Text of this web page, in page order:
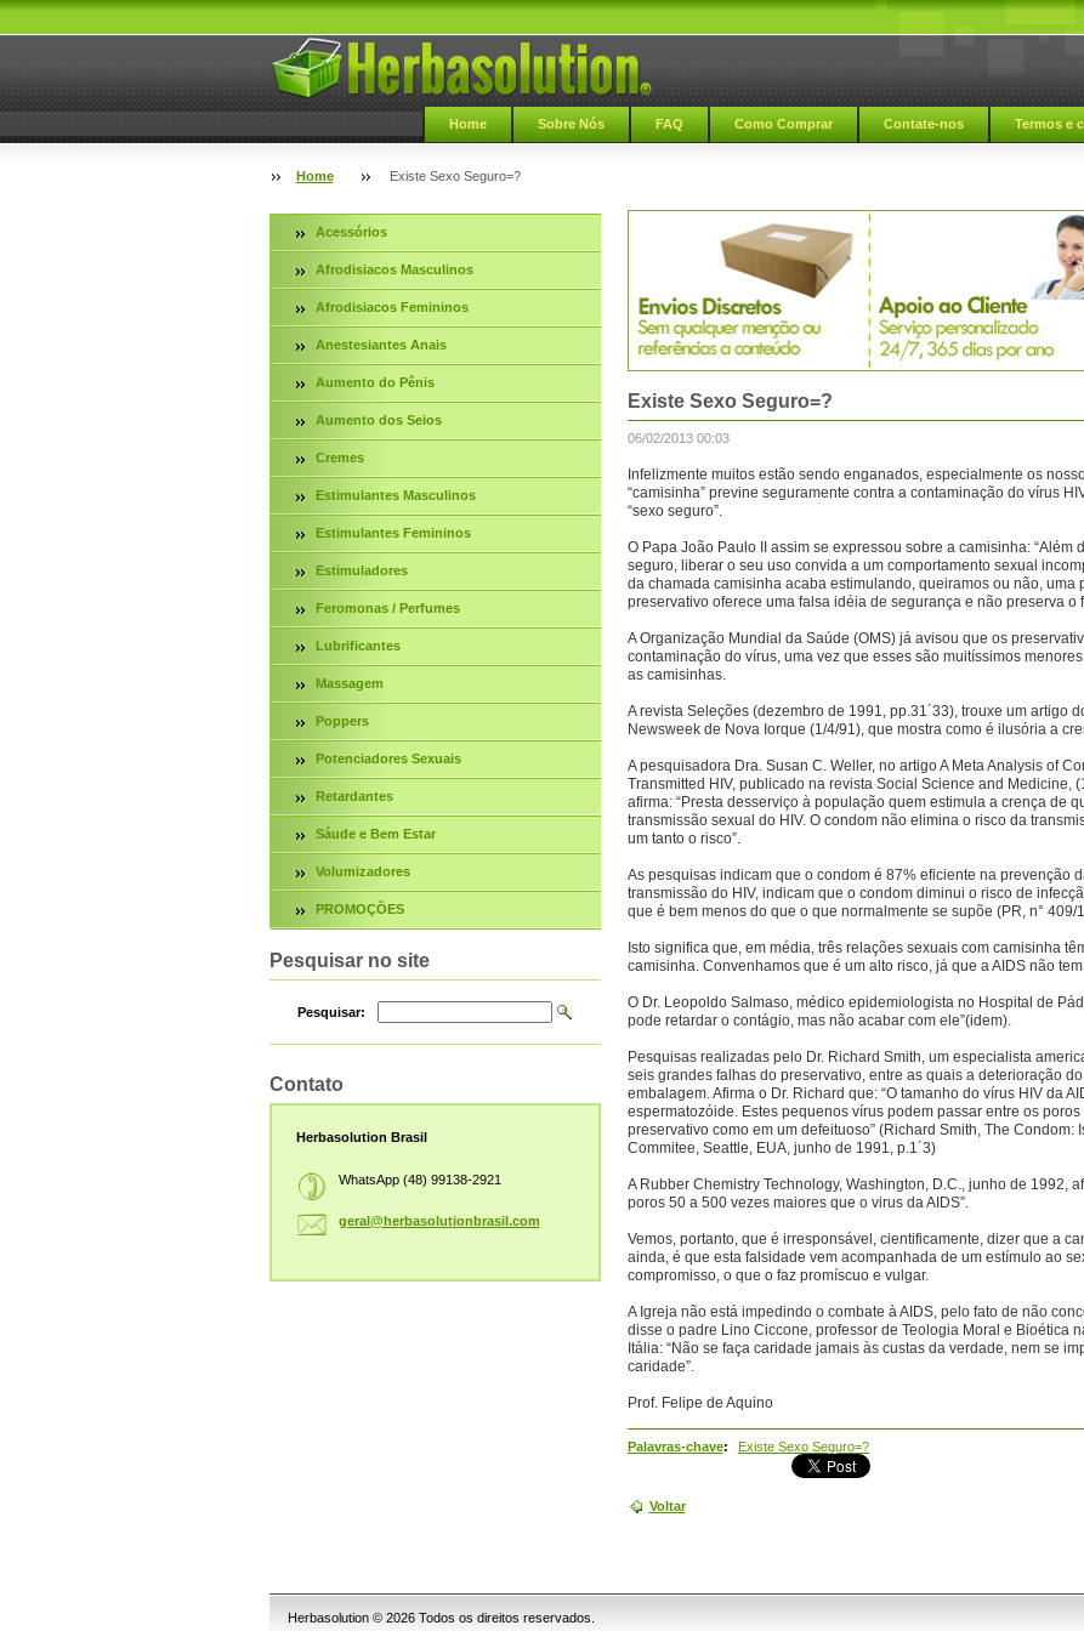
Home Sobre Nós FAQ Como Comprar Contate-nos Termos e
Home Existe Sexo Seguro=?
Existe Sexo Seguro=?
06/02/2013 00:03
Infelizmente muitos estão sendo enganados, especialmente os
“camisinha” previne seguramente contra a contaminação do vírus
“sexo seguro”.
O Papa João Paulo II assim se expressou sobre a camisinha:
seguro, liberar o seu uso convida a um comportamento sexual
da chamada camisinha acaba estimulando, queiramos ou não, uma
preservativo oferece uma falsa idéia de segurança e não preserva o
A Organização Mundial da Saúde (OMS) já avisou que os
contaminação do vírus, uma vez que esses são muitíssimos
as camisinhas.
A revista Seleções (dezembro de 1991, pp.31´33), trouxe um artigo
Newsweek de Nova Iorque (1/4/91), que mostra como é ilusória a
A pesquisadora Dra. Susan C. Weller, no artigo A Meta Analysis of
Transmitted HIV, publicado na revista Social Science and Medicine,
afirma: “Presta desserviço à população quem estimula a crença de
transmissão sexual do HIV. O condom não elimina o risco da
um tanto o risco”.
As pesquisas indicam que o condom é 87% eficiente na prevenção
transmissão do HIV, indicam que o condom diminui o risco de
que é bem menos do que o que normalmente se supõe (PR, n° 409/
Isto significa que, em média, três relações sexuais com camisinha
camisinha. Convenhamos que é um alto risco, já que a AIDS não
O Dr. Leopoldo Salmaso, médico epidemiologista no Hospital de
pode retardar o contágio, mas não acabar com ele”(idem).
Pesquisas realizadas pelo Dr. Richard Smith, um especialista
seis grandes falhas do preservativo, entre as quais a deterioração
embalagem. Afirma o Dr. Richard que: “O tamanho do vírus HIV da
espermatozóide. Estes pequenos vírus podem passar entre os
preservativo como em um defeituoso” (Richard Smith, The Condom:
Commitee, Seattle, EUA, junho de 1991, p.1´3)
A Rubber Chemistry Technology, Washington, D.C., junho de 1992,
poros 50 a 500 vezes maiores que o virus da AIDS”.
Vemos, portanto, que é irresponsável, cientificamente, dizer que a
ainda, é que esta falsidade vem acompanhada de um estímulo ao
compromisso, o que o faz promíscuo e vulgar.
A Igreja não está impedindo o combate à AIDS, pelo fato de não
disse o padre Lino Ciccone, professor de Teologia Moral e Bioética
Itália: “Não se faça caridade jamais às custas da verdade, nem se
caridade”.
Prof. Felipe de Aquino
Palavras-chave: Existe Sexo Seguro=?
Voltar
Acessórios
Afrodisiacos Masculinos
Afrodisiacos Femininos
Anestesiantes Anais
Aumento do Pênis
Aumento dos Seios
Cremes
Estimulantes Masculinos
Estimulantes Femininos
Estimuladores
Feromonas / Perfumes
Lubrificantes
Massagem
Poppers
Potenciadores Sexuais
Retardantes
Sáude e Bem Estar
Volumizadores
PROMOÇÕES
Pesquisar no site
Pesquisar:
Contato
Herbasolution Brasil
WhatsApp (48) 99138-2921
geral@herbasolutionbrasil.com
Herbasolution © 2026 Todos os direitos reservados.